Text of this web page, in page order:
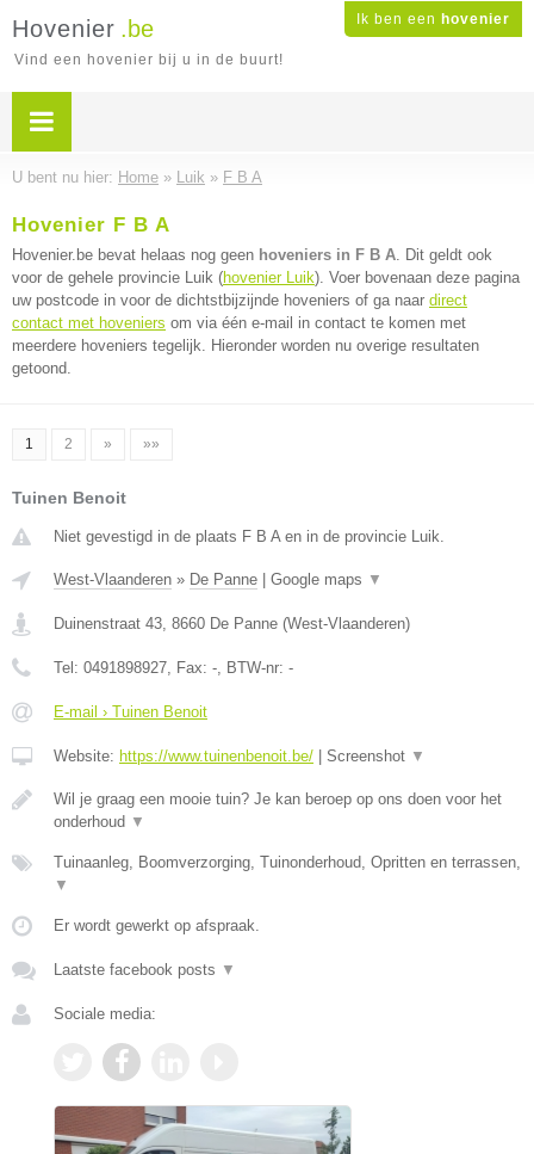
Ik ben een hovenier
Hovenier .be
Vind een hovenier bij u in de buurt!
U bent nu hier: Home » Luik » F B A
Hovenier F B A
Hovenier.be bevat helaas nog geen hoveniers in F B A. Dit geldt ook
voor de gehele provincie Luik (hovenier Luik). Voer bovenaan deze pagina
uw postcode in voor de dichtstbijzijnde hoveniers of ga naar direct
contact met hoveniers om via één e-mail in contact te komen met
meerdere hoveniers tegelijk. Hieronder worden nu overige resultaten
getoond.
1 2 » »»
Tuinen Benoit
Niet gevestigd in de plaats F B A en in de provincie Luik.
West-Vlaanderen » De Panne Google maps ▼
Duinenstraat 43, 8660 De Panne (West-Vlaanderen)
Tel: 0491898927, Fax: -, BTW-nr: -
E-mail › Tuinen Benoit
Website: https://www.tuinenbenoit.be/ Screenshot ▼
Wil je graag een mooie tuin? Je kan beroep op ons doen voor het
onderhoud ▼
Tuinaanleg, Boomverzorging, Tuinonderhoud, Opritten en terrassen,
▼
Er wordt gewerkt op afspraak.
Laatste facebook posts ▼
Sociale media: